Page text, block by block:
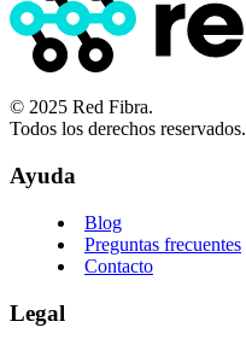
© 2025 Red Fibra.
Todos los derechos reservados.
Ayuda
Blog
Preguntas frecuentes
Contacto
Legal